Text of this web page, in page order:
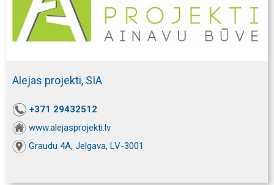
Alejas projekti, SIA
+371 29432512
www.alejasprojekti.lv
Graudu 4A, Jelgava, LV-3001